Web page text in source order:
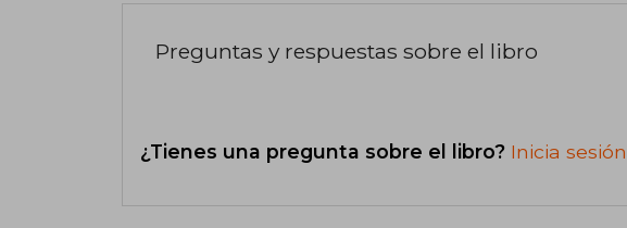
Preguntas y respuestas sobre el libro
¿Tienes una pregunta sobre el libro? Inicia sesión